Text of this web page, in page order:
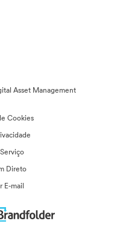
Asset Management
Cookies
Direto
E-mail